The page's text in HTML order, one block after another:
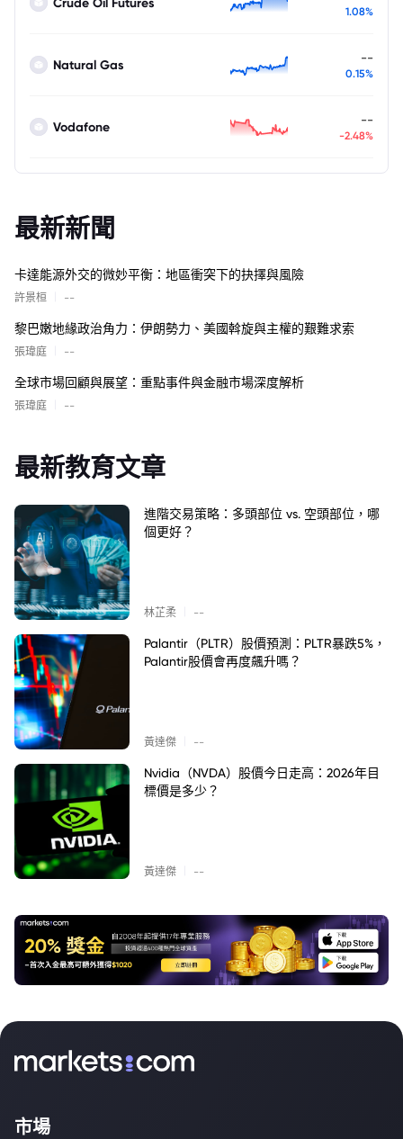
1.08%
Natural Gas --
0.15%
Vodafone --
-2.48%
最新新聞
卡達能源外交的微妙平衡：地區衝突下的抉擇與風險
許景桓 --
黎巴嫩地緣政治角力：伊朗勢力、美國斡旋與主權的艱難求索
張瑋庭 --
全球市場回顧與展望：重點事件與金融市場深度解析
張瑋庭 --
最新教育文章
進階交易策略：多頭部位 vs. 空頭部位，哪
個更好？
林芷柔 --
Palantir（PLTR）股價預測：PLTR暴跌5%，
Palantir股價會再度飆升嗎？
黃達傑 --
Nvidia（NVDA）股價今日走高：2026年目
標價是多少？
黃達傑 --
市場